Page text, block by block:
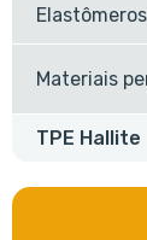
Elastômeros
Materiais
TPE Hallite